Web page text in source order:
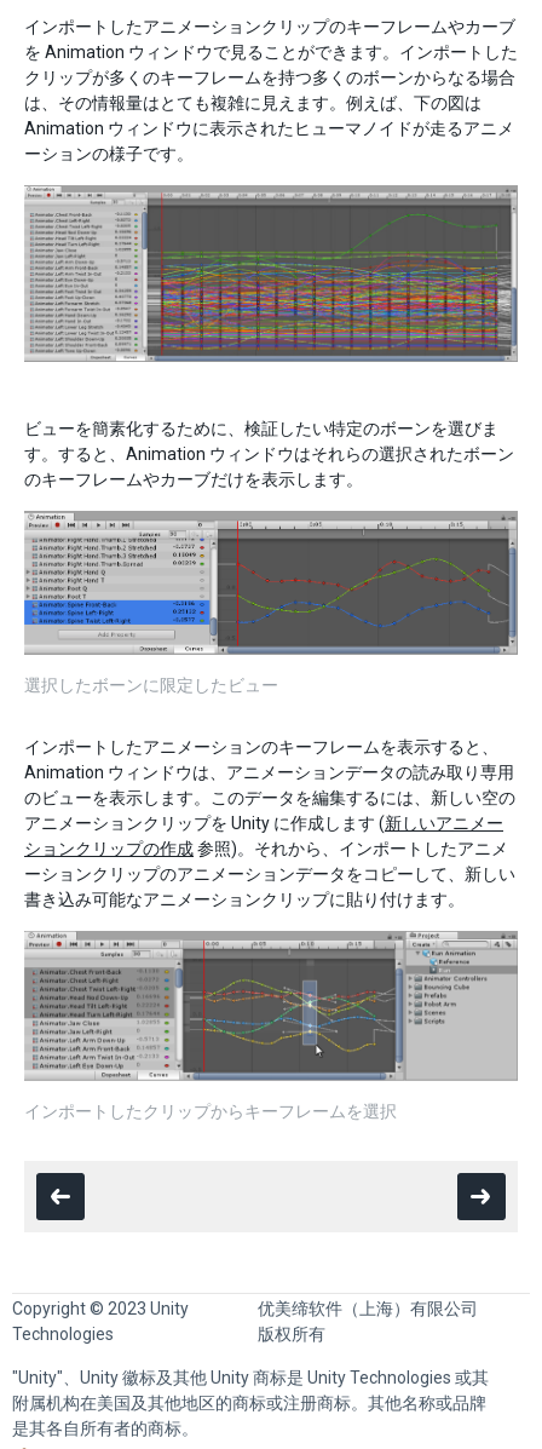
インポートしたアニメーションクリップのキーフレームやカーブ
を Animation ウィンドウで見ることができます。インポートした
クリップが多くのキーフレームを持つ多くのボーンからなる場合
は、その情報量はとても複雑に見えます。例えば、下の図は
Animation ウィンドウに表示されたヒューマノイドが走るアニメ
ーションの様子です。
ビューを簡素化するために、検証したい特定のボーンを選びま
す。すると、Animation ウィンドウはそれらの選択されたボーン
のキーフレームやカーブだけを表示します。
選択したボーンに限定したビュー
インポートしたアニメーションのキーフレームを表示すると、
Animation ウィンドウは、アニメーションデータの読み取り専用
のビューを表示します。このデータを編集するには、新しい空の
アニメーションクリップを Unity に作成します (新しいアニメー
ションクリップの作成参照)。それから、インポートしたアニメ
ーションクリップのアニメーションデータをコピーして、新しい
書き込み可能なアニメーションクリップに貼り付けます。
インポートしたクリップからキーフレームを選択
Copyright © 2023 Unity
Technologies
优美缔软件（上海）有限公司
版权所有
"Unity"、Unity 徽标及其他 Unity 商标是 Unity Technologies 或其
附属机构在美国及其他地区的商标或注册商标。其他名称或品牌
是其各自所有者的商标。